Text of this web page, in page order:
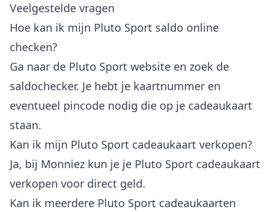
Veelgestelde vragen
Hoe kan ik mijn Pluto Sport saldo online
checken?
Ga naar de Pluto Sport website en zoek de
saldochecker. Je hebt je kaartnummer en
eventueel pincode nodig die op je cadeaukaart
staan.
Kan ik mijn Pluto Sport cadeaukaart verkopen?
Ja, bij Monniez kun je je Pluto Sport cadeaukaart
verkopen voor direct geld.
Kan ik meerdere Pluto Sport cadeaukaarten